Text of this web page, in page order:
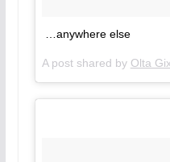
…anywhere else
A post shared by Olta